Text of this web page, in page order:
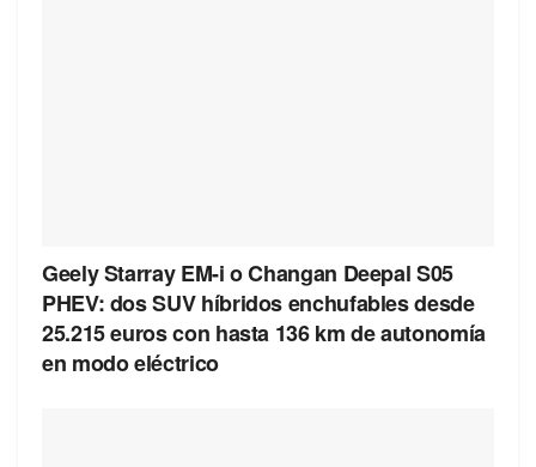
Geely Starray EM-i o Changan Deepal S05
PHEV: dos SUV híbridos enchufables desde
25.215 euros con hasta 136 km de autonomía
en modo eléctrico